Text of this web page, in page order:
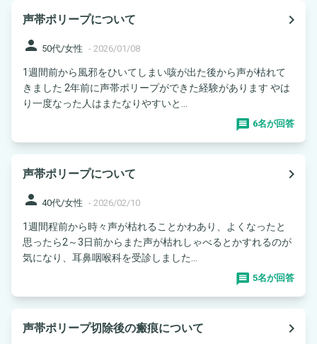
声帯ポリープについて
navigate_next
person 50代/女性 - 2026/01/08
1週間前から風邪をひいてしまい咳が出た後から声が枯れて
きました 2年前に声帯ポリープができた経験があります やは
り一度なった人はまたなりやすいと...
6名が回答
声帯ポリープについて
navigate_next
person 40代/女性 - 2026/02/10
1週間程前から時々声が枯れることかわあり、よくなったと
思ったら2～3日前からまた声が枯れしゃべるとかすれるのが
気になり、耳鼻咽喉科を受診しました...
5名が回答
声帯ポリープ切除後の瘢痕について
navigate_next